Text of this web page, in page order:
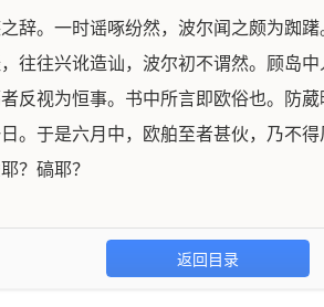
辞。一时谣啄纷然，波尔闻之颇为踟
往往兴讹造讪，波尔初不谓然。顾岛
反视为恒事。书中所言即欧俗也。防
。于是六月中，欧舶至者甚伙，乃不
？碻耶？
返回目录